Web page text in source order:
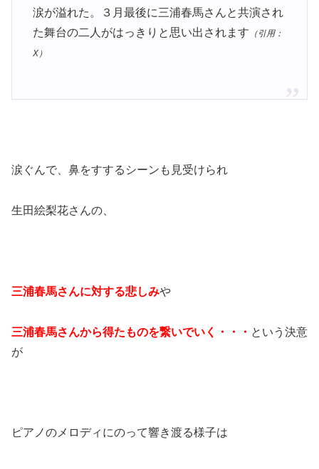
涙が溢れた。３月最後に三浦春馬さんと共演され
た舞台の二人がはっきりと思い出されます （引用：
X）
涙ぐんで、鼻をすするシーンも見受けられ
生田絵梨花さんの、
三浦春馬さんに対する悲しみや
三浦春馬さんから得たものを繋いでいく・・・ という決意
が
ピアノのメロディにのって響き渡る様子は